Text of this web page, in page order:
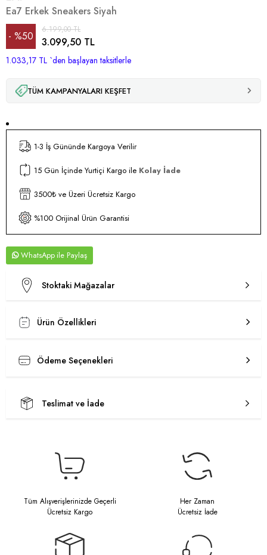
Ea7 Erkek Sneakers Siyah
%50
İndirim
6.199,00 TL
3.099,50 TL
1.033,17 TL `den başlayan taksitlerle
TÜM KAMPANYALARI KEŞFET
1-3 İş Gününde Kargoya Verilir
15 Gün İçinde Yurtiçi Kargo ile Kolay İade
3500₺ ve Üzeri Ücretsiz Kargo
%100 Orijinal Ürün Garantisi
WhatsApp
Stoktaki Mağazalar
Ürün Özellikleri
Ödeme Seçenekleri
Teslimat ve İade
Tüm Alışverişlerinizde Geçerli
Ücretsiz Kargo
Her Zaman
Ücretsiz İade